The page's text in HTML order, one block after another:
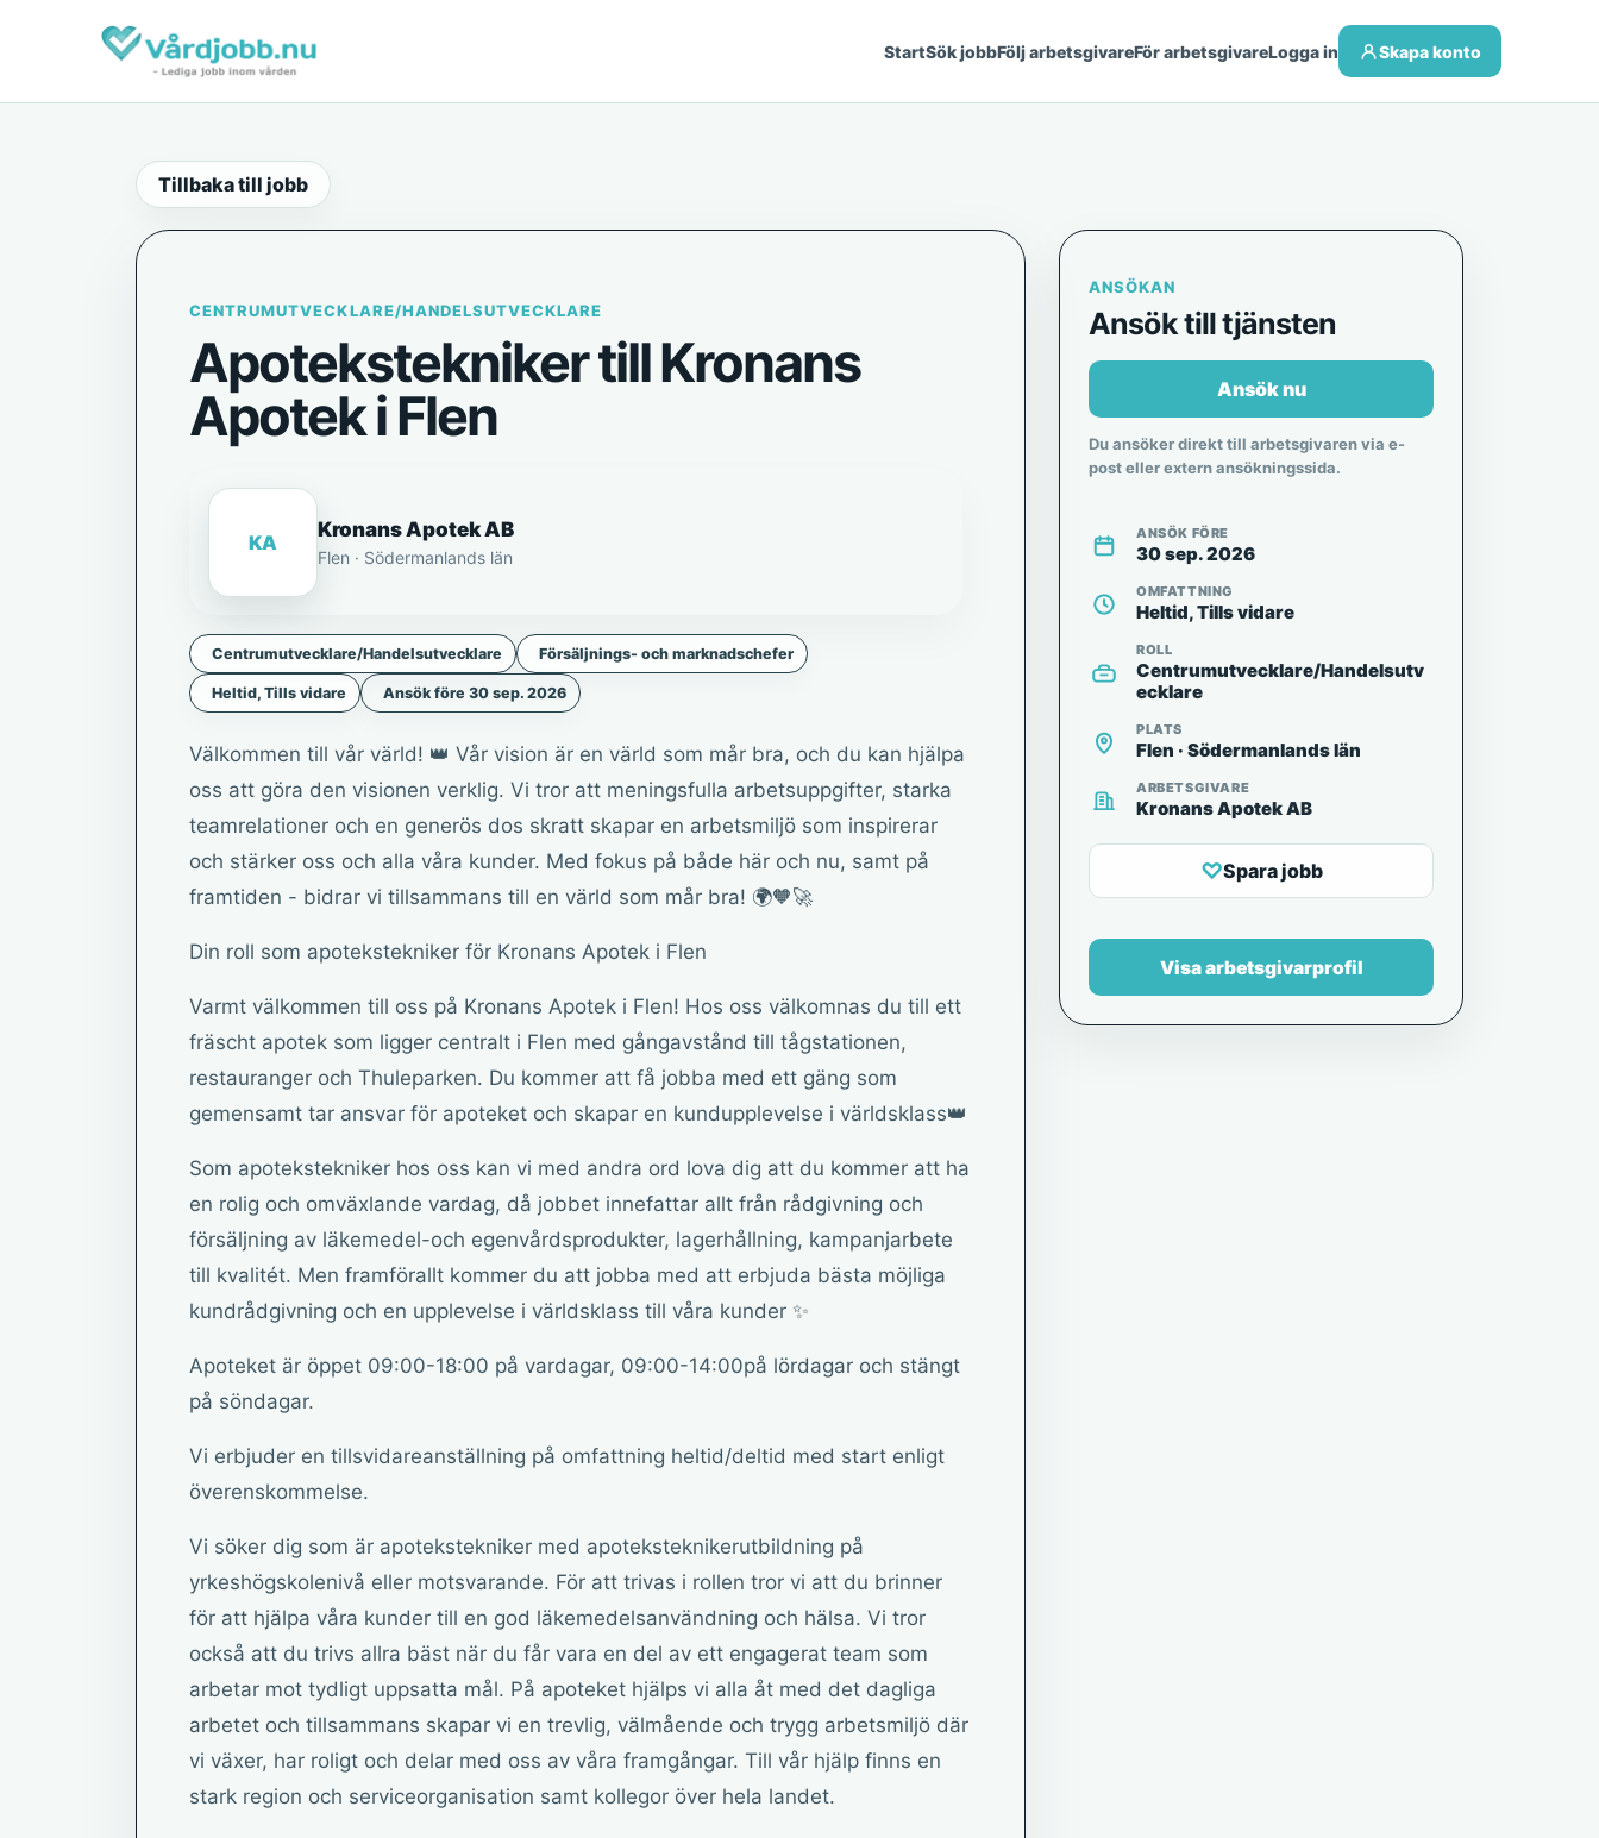
StartSök jobbFölj arbetsgivareFör arbetsgivareLogga in Skapa konto
Tillbaka till jobb
CENTRUMUTVECKLARE/HANDELSUTVECKLARE
Apotekstekniker till Kronans
Apotek i Flen
KA
Kronans Apotek AB
Flen · Södermanlands län
Centrumutvecklare/Handelsutvecklare Försäljnings- och marknadschefer
Heltid, Tills vidare Ansök före 30 sep. 2026
Välkommen till vår värld! 👑 Vår vision är en värld som mår bra, och du kan hjälpa
oss att göra den visionen verklig. Vi tror att meningsfulla arbetsuppgifter, starka
teamrelationer och en generös dos skratt skapar en arbetsmiljö som inspirerar
och stärker oss och alla våra kunder. Med fokus på både här och nu, samt på
framtiden - bidrar vi tillsammans till en värld som mår bra! 🌍🧡🚀
Din roll som apotekstekniker för Kronans Apotek i Flen
Varmt välkommen till oss på Kronans Apotek i Flen! Hos oss välkomnas du till ett
fräscht apotek som ligger centralt i Flen med gångavstånd till tågstationen,
restauranger och Thuleparken. Du kommer att få jobba med ett gäng som
gemensamt tar ansvar för apoteket och skapar en kundupplevelse i världsklass👑
Som apotekstekniker hos oss kan vi med andra ord lova dig att du kommer att ha
en rolig och omväxlande vardag, då jobbet innefattar allt från rådgivning och
försäljning av läkemedel-och egenvårdsprodukter, lagerhållning, kampanjarbete
till kvalitét. Men framförallt kommer du att jobba med att erbjuda bästa möjliga
kundrådgivning och en upplevelse i världsklass till våra kunder ✨
Apoteket är öppet 09:00-18:00 på vardagar, 09:00-14:00på lördagar och stängt
på söndagar.
Vi erbjuder en tillsvidareanställning på omfattning heltid/deltid med start enligt
överenskommelse.
Vi söker dig som är apotekstekniker med apoteksteknikerutbildning på
yrkeshögskolenivå eller motsvarande. För att trivas i rollen tror vi att du brinner
för att hjälpa våra kunder till en god läkemedelsanvändning och hälsa. Vi tror
också att du trivs allra bäst när du får vara en del av ett engagerat team som
arbetar mot tydligt uppsatta mål. På apoteket hjälps vi alla åt med det dagliga
arbetet och tillsammans skapar vi en trevlig, välmående och trygg arbetsmiljö där
vi växer, har roligt och delar med oss av våra framgångar. Till vår hjälp finns en
stark region och serviceorganisation samt kollegor över hela landet.
ANSÖKAN
Ansök till tjänsten
Ansök nu
Du ansöker direkt till arbetsgivaren via e-
post eller extern ansökningssida.
ANSÖK FÖRE
30 sep. 2026
OMFATTNING
Heltid, Tills vidare
ROLL
Centrumutvecklare/Handelsutv
ecklare
PLATS
Flen · Södermanlands län
ARBETSGIVARE
Kronans Apotek AB
♡Spara jobb
Visa arbetsgivarprofil